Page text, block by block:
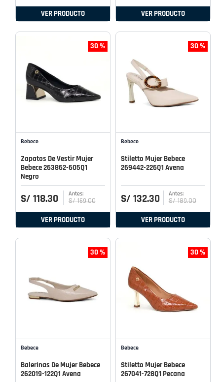
VER PRODUCTO VER PRODUCTO
30 %
Bebece
Zapatos De Vestir Mujer
Bebece 263862-605Q1
Negro
S/ 118.30 S/ 169.00
VER PRODUCTO
30 %
Bebece
Stiletto Mujer Bebece
269442-226Q1 Avena
S/ 132.30 S/ 189.00
VER PRODUCTO
30 %
Bebece
Balerinas De Mujer Bebece
262019-122Q1 Avena
30 %
Bebece
Stiletto Mujer Bebece
267041-728Q1 Pecana